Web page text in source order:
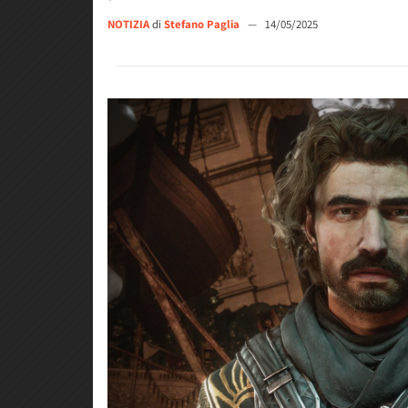
NOTIZIAdi Stefano Paglia — 14/05/2025